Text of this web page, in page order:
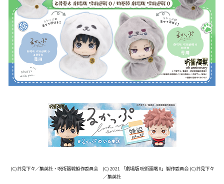
(C)芥見下々／集英社・呪術廻戦製作委員会 (C) 2021 「劇場版 呪術廻戦 0」製作委員会 (C)芥見下々
／集英社